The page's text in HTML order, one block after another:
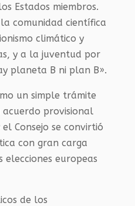
Estados miembros.
comunidad científica
climático y
y a la juventud por
planeta B ni plan B».
un simple trámite
provisional
Consejo se convirtió
con gran carga
elecciones europeas
de los